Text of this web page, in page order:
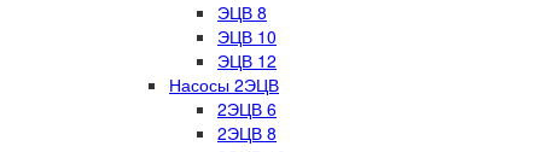
ЭЦВ 8
ЭЦВ 10
ЭЦВ 12
Насосы 2ЭЦВ
2ЭЦВ 6
2ЭЦВ 8